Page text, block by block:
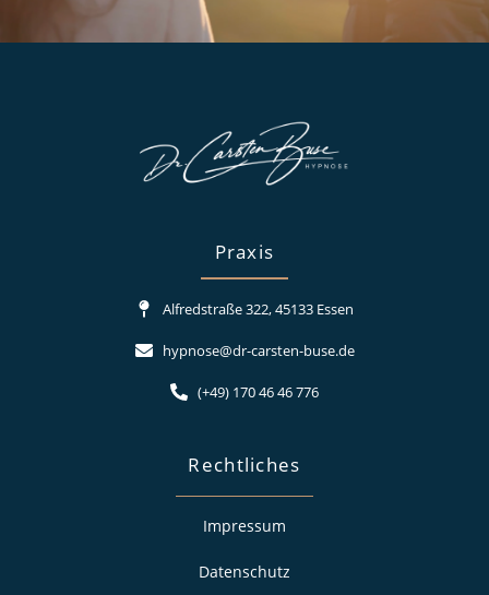
Praxis
Alfredstraße 322, 45133 Essen
hypnose@dr-carsten-buse.de
(+49) 170 46 46 776
Rechtliches
Impressum
Datenschutz